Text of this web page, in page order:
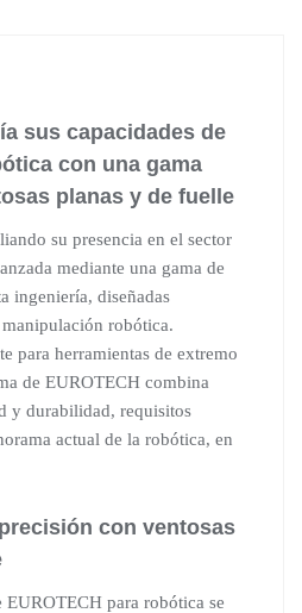
sus capacidades de
con una gama
planas y de fuelle
su presencia en el sector
mediante una gama de
ingeniería, diseñadas
robótica.
para herramientas de extremo
de EUROTECH combina
y durabilidad, requisitos
actual de la robótica, en
con ventosas
EUROTECH para robótica se